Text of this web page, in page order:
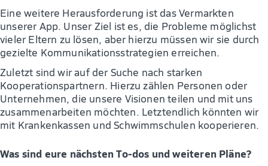
Eine weitere Herausforderung ist das Vermarkten
unserer App. Unser Ziel ist es, die Probleme möglichst
vieler Eltern zu lösen, aber hierzu müssen wir sie durch
gezielte Kommunikationsstrategien erreichen.
Zuletzt sind wir auf der Suche nach starken
Kooperationspartnern. Hierzu zählen Personen oder
Unternehmen, die unsere Visionen teilen und mit uns
zusammenarbeiten möchten. Letztendlich könnten wir
mit Krankenkassen und Schwimmschulen kooperieren.
Was sind eure nächsten To-dos und weiteren Pläne?